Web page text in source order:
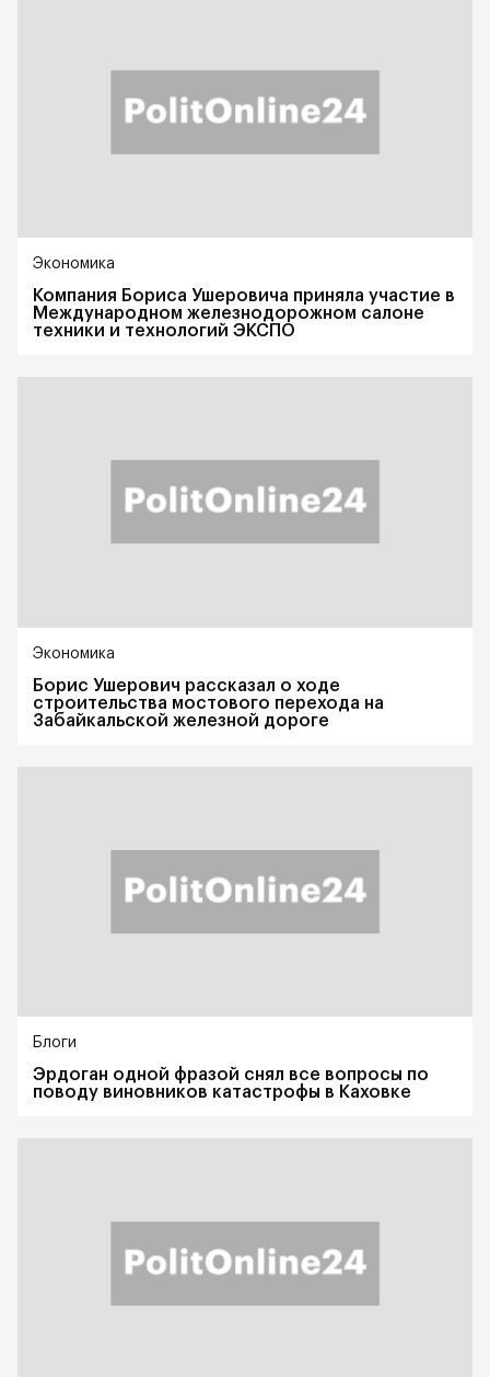
Экономика
Компания Бориса Ушеровича приняла участие в
Международном железнодорожном салоне
техники и технологий ЭКСПО
Экономика
Борис Ушерович рассказал о ходе
строительства мостового перехода на
Забайкальской железной дороге
Блоги
Эрдоган одной фразой снял все вопросы по
поводу виновников катастрофы в Каховке